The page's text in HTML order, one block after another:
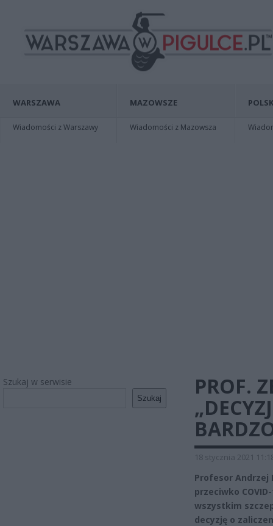
WARSZAWA
Wiadomości z Warszawy
MAZOWSZE
Wiadomości z Mazowsza
Szukaj w serwisie
Szukaj
PROF.
18 stycznia 2021
Profesor Andrzej
przeciwko
wszystkim
decyzję o